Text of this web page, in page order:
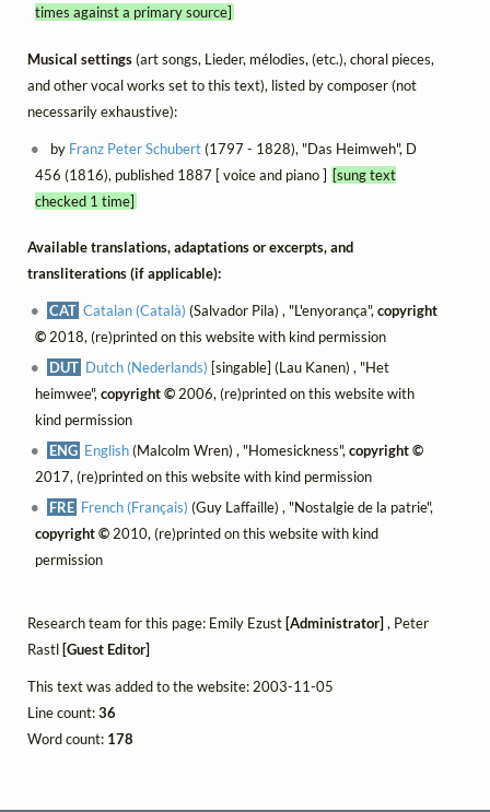
times against a primary source]
Musical settings(art songs, Lieder, mélodies, (etc.), choral pieces,
and other vocal works set to this text), listed by composer (not
necessarily exhaustive):
by Franz Peter Schubert(1797 - 1828), "Das Heimweh", D
456 (1816), published 1887 [ voice and piano ] [sung text
checked 1 time]
Available translations, adaptations or excerpts, and
transliterations (if applicable):
CAT Catalan (Català) (Salvador Pila) , "L'enyorança",copyright
©2018, (re)printed on this website with kind permission
DUT Dutch (Nederlands) [singable] (Lau Kanen) , "Het
heimwee", copyright ©2006, (re)printed on this website with
kind permission
ENG English(Malcolm Wren) , "Homesickness",copyright ©
2017, (re)printed on this website with kind permission
FRE French (Français) (Guy Laffaille) , "Nostalgie de la patrie",
copyright ©2010, (re)printed on this website with kind
permission
Research team for this page: Emily Ezust [Administrator] , Peter
Rastl [Guest Editor]
This text was added to the website: 2003-11-05
Line count:36
Word count: 178